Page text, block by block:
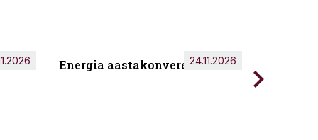
Energia aastakonverents 2026
24.11.2026